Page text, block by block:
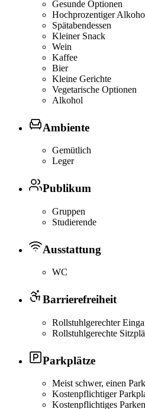
Gesunde Optionen
Hochprozentiger
Spätabendessen
Kleiner Snack
Wein
Kaffee
Bier
Kleine Gerichte
Vegetarische Optionen
Alkohol
Ambiente
Gemütlich
Leger
Publikum
Gruppen
Studierende
Ausstattung
WC
Barrierefreiheit
Rollstuhlgerechter
Rollstuhlgerechte
Parkplätze
Meist schwer, einen
Kostenpflichtiger
Kostenpflichtiges